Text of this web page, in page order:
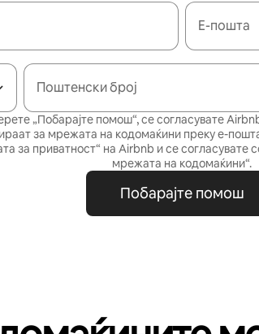
Е-пошта
Поштенски број
„Побарајте помош“, се согласувате
за мрежата на кодомаќини преку е-
за приватност“ на Airbnb и се согласувате
мрежата на кодомаќини“.
Побарајте помош